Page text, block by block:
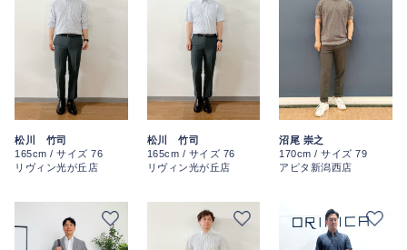
松川 竹司
165cm / サイズ 76
リヴィン光が丘店
松川 竹司
165cm / サイズ 76
リヴィン光が丘店
沼尾 崇之
170cm / サイズ 79
アピタ新潟西店